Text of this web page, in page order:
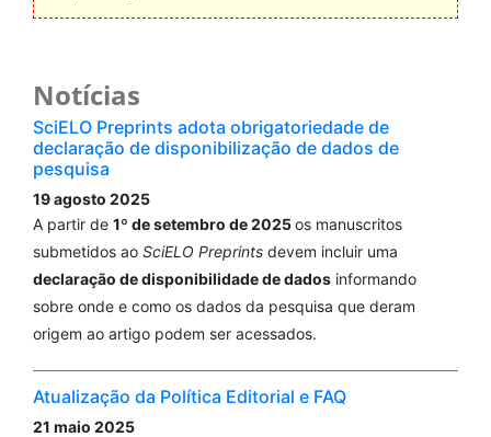
Notícias
SciELO Preprints adota obrigatoriedade de
declaração de disponibilização de dados de
pesquisa
19 agosto 2025
A partir de 1º de setembro de 2025os manuscritos
submetidos ao SciELO Preprints devem incluir uma
declaração de disponibilidade de dados informando
sobre onde e como os dados da pesquisa que deram
origem ao artigo podem ser acessados.
Atualização da Política Editorial e FAQ
21 maio 2025